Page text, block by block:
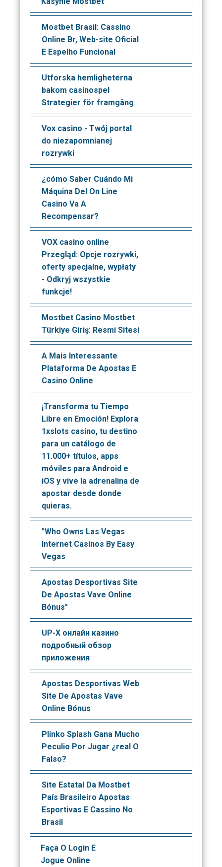
Mostbet Brasil: Cassino
Online Br, Web-site Oficial
E Espelho Funcional
Utforska hemligheterna
bakom casinospel
Strategier för framgång
Vox casino - Twój portal
do niezapomnianej
rozrywki
¿cómo Saber Cuándo Mi
Máquina Del On Line
Casino Va A
Recompensar?
VOX casino online
Przegląd: Opcje rozrywki,
oferty specjalne, wypłaty
- Odkryj wszystkie
funkcje!
Mostbet Casino Mostbet
Türkiye Giriş: Resmi Sitesi
A Mais Interessante
Plataforma De Apostas E
Casino Online
¡Transforma tu Tiempo
Libre en Emoción! Explora
1xslots casino, tu destino
para un catálogo de
11.000+ títulos, apps
móviles para Android e
iOS y vive la adrenalina de
apostar desde donde
quieras.
"Who Owns Las Vegas
Internet Casinos By Easy
Vegas
Apostas Desportivas Site
De Apostas Vave Online
Bónus"
UP-X онлайн казино
подробный обзор
приложения
Apostas Desportivas Web
Site De Apostas Vave
Online Bónus
Plinko Splash Gana Mucho
Peculio Por Jugar ¿real O
Falso?
Site Estatal Da Mostbet
País Brasileiro Apostas
Esportivas E Cassino No
Brasil
Faça O Login E
Jogue Online